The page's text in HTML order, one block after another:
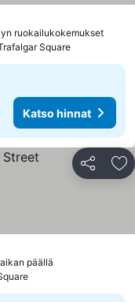
ruokailukokemukset
Square
Katso hinnat
Jaa
päällä